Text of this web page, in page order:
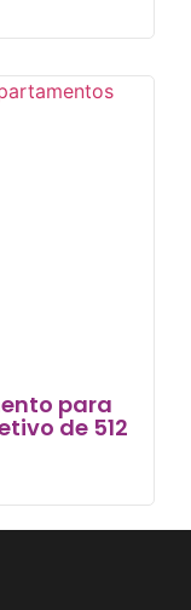
para
de 512